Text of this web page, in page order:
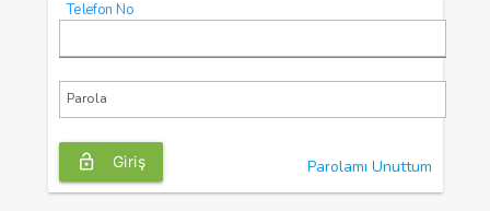
Telefon No
Parola
lock_open Giriş Parolamı Unuttum